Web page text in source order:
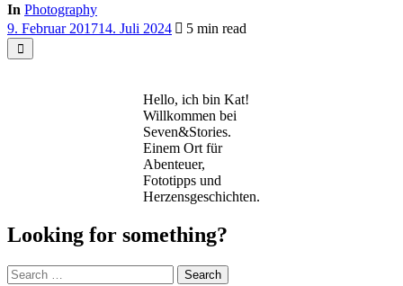
In Photography
9. Februar 201714. Juli 2024 5 min read
Hello, ich bin Kat!
Willkommen bei
Seven&Stories.
Einem Ort für
Abenteuer,
Fototipps und
Herzensgeschichten.
Looking for something?
Search